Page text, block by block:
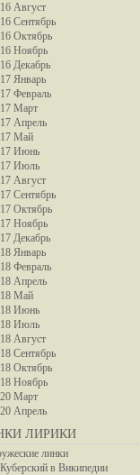
Август
Сентябрь
Октябрь
Ноябрь
Декабрь
Январь
Февраль
Март
Апрель
Май
Июнь
Июль
Август
Сентябрь
Октябрь
Ноябрь
Декабрь
Январь
Февраль
Апрель
Май
Июнь
Июль
Август
Сентябрь
Октябрь
Ноябрь
Март
Апрель
ЛИРИКИ
линки
в Википедии